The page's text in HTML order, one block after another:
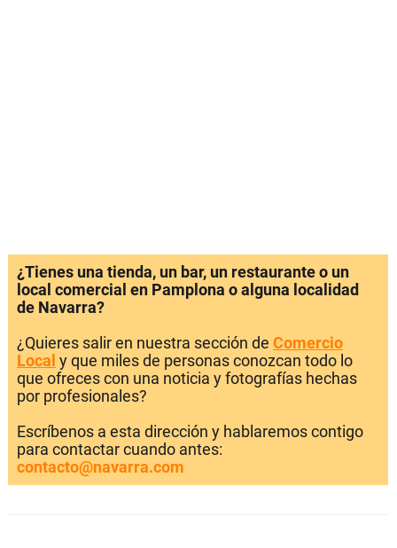
¿Tienes una tienda, un bar, un restaurante o un
local comercial en Pamplona o alguna localidad
de Navarra?
¿Quieres salir en nuestra sección de Comercio
Local y que miles de personas conozcan todo lo
que ofreces con una noticia y fotografías hechas
por profesionales?
Escríbenos a esta dirección y hablaremos contigo
para contactar cuando antes:
contacto@navarra.com